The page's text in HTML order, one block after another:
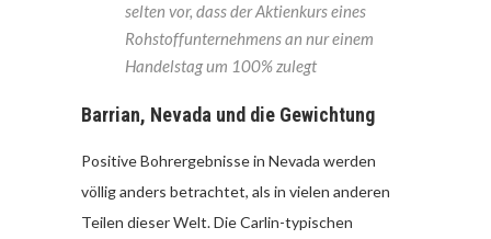
selten vor, dass der Aktienkurs eines
Rohstoffunternehmens an nur einem
Handelstag um 100% zulegt
Barrian, Nevada und die Gewichtung
Positive Bohrergebnisse in Nevada werden
völlig anders betrachtet, als in vielen anderen
Teilen dieser Welt. Die Carlin-typischen